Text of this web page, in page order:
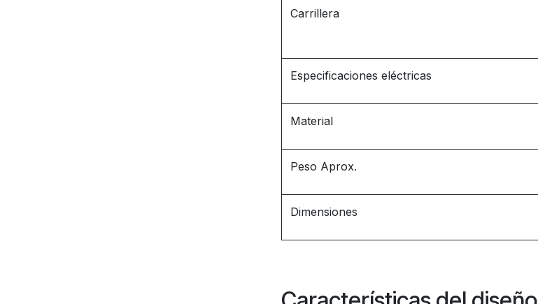
Carrillera
Especificaciones eléctricas
Material
Peso Aprox.
Dimensiones